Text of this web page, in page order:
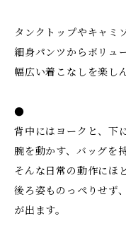
タンクトップやキャミ
細身パンツからボリュ
幅広い着こなしを楽し
●
背中にはヨークと、下
腕を動かす、バッグを
そんな日常の動作にほ
後ろ姿ものっぺりせず
が出ます。